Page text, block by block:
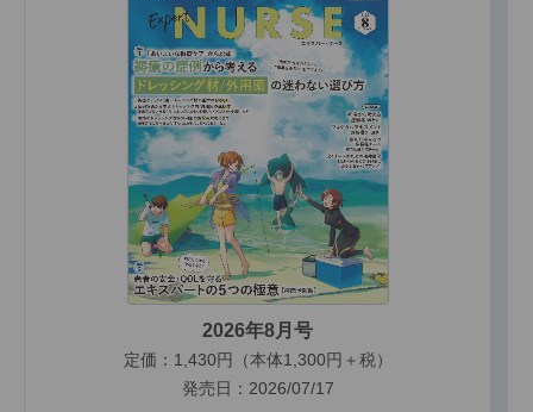
2026年8月号
定価：1,430円（本体1,300円＋税）
発売日：2026/07/17